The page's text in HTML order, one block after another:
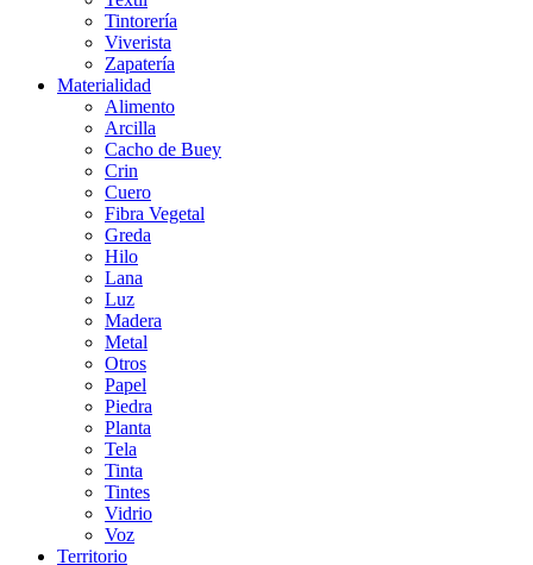
Tintorería
Viverista
Zapatería
Materialidad
Alimento
Arcilla
Cacho de Buey
Crin
Cuero
Fibra Vegetal
Greda
Hilo
Lana
Luz
Madera
Metal
Otros
Papel
Piedra
Planta
Tela
Tinta
Tintes
Vidrio
Voz
Territorio